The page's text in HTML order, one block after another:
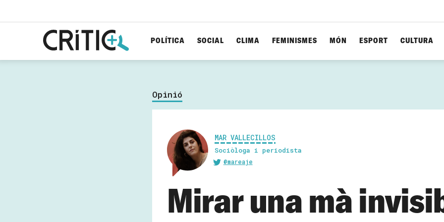
POLÍTICA SOCIAL CLIMA FEMINISMES MÓN ESPORT CULTURA
Opinió
MAR VALLECILLOS
Sociòloga i periodista
@mareaje
Mirar una mà